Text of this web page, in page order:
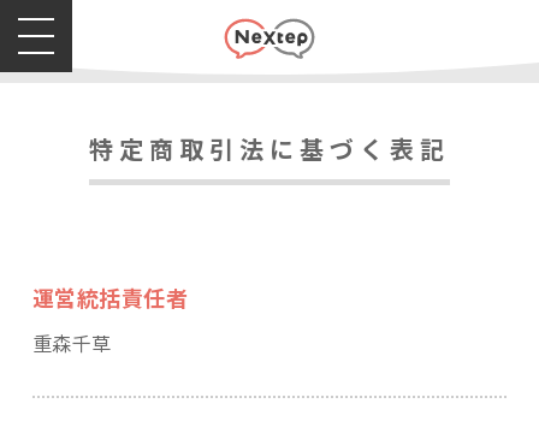
特定商取引法に基づく表記
運営統括責任者
重森千草